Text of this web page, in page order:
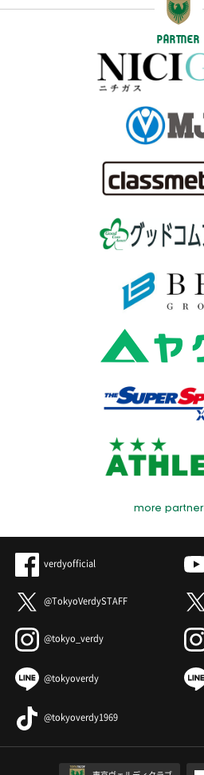
PARTNER
more partner
verdyofficial
@TokyoVerdySTAFF
@tokyo_verdy
@tokyoverdy
@tokyoverdy1969